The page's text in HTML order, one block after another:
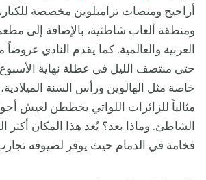
أراجيح ومنصات ترامبلوين مخصصة للكبار،
ومنطقة ألعاب شاطئية، بالإضافة إلى
العربية والعالمية. كما يقدم النادي
حتى منتصف الليل في عطلة نهاية
خاصة مثل الهالوين ورأس السنة الميلادية،
مثالياً للزائرات اللواتي يخططن لعيش
الشاطئ. وماذا بعد؟ يُعد هذا المكان أكثر
فخامة في الدمام حيث يوفر لضيوفه